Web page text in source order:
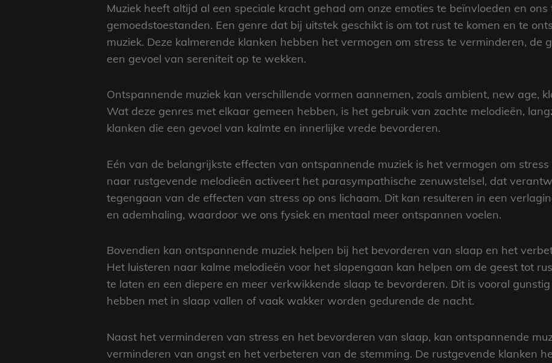
Muziek heeft altijd al een speciale kracht gehad om onze emoties te beïnvloeden en
gemoedstoestanden. Een genre dat bij uitstek geschikt is om tot rust te komen en te
muziek. Deze kalmerende klanken hebben het vermogen om stress te verminderen, de
een gevoel van sereniteit op te wekken.
Ontspannende muziek kan verschillende vormen aannemen, zoals ambient, new age,
Wat deze genres met elkaar gemeen hebben, is het gebruik van zachte melodieën,
klanken die een gevoel van kalmte en innerlijke vrede bevorderen.
Eén van de belangrijkste effecten van ontspannende muziek is het vermogen om
naar rustgevende melodieën activeert het parasympathische zenuwstelsel, dat
tegengaan van de effecten van stress op ons lichaam. Dit kan resulteren in een
en ademhaling, waardoor we ons fysiek en mentaal meer ontspannen voelen.
Bovendien kan ontspannende muziek helpen bij het bevorderen van slaap en het
Het luisteren naar kalme melodieën voor het slapengaan kan helpen om de geest tot
te laten en een diepere en meer verkwikkende slaap te bevorderen. Dit is vooral
hebben met in slaap vallen of vaak wakker worden gedurende de nacht.
Naast het verminderen van stress en het bevorderen van slaap, kan ontspannende
verminderen van angst en het verbeteren van de stemming. De rustgevende klanken